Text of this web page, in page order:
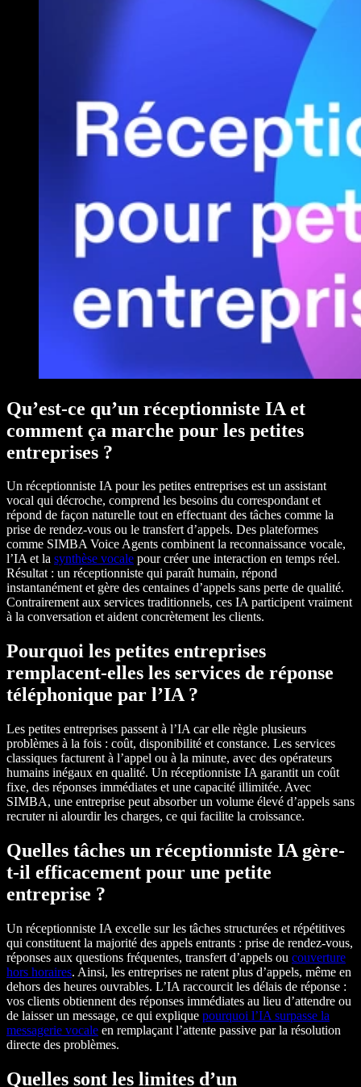
Qu’est-ce qu’un réceptionniste IA et
comment ça marche pour les petites
entreprises ?
Un réceptionniste IA pour les petites entreprises est un assistant
vocal qui décroche, comprend les besoins du correspondant et
répond de façon naturelle tout en effectuant des tâches comme la
prise de rendez-vous ou le transfert d’appels. Des plateformes
comme SIMBA Voice Agents combinent la reconnaissance vocale,
l’IA et la synthèse vocale pour créer une interaction en temps réel.
Résultat : un réceptionniste qui paraît humain, répond
instantanément et gère des centaines d’appels sans perte de qualité.
Contrairement aux services traditionnels, ces IA participent vraiment
à la conversation et aident concrètement les clients.
Pourquoi les petites entreprises
remplacent-elles les services de réponse
téléphonique par l’IA ?
Les petites entreprises passent à l’IA car elle règle plusieurs
problèmes à la fois : coût, disponibilité et constance. Les services
classiques facturent à l’appel ou à la minute, avec des opérateurs
humains inégaux en qualité. Un réceptionniste IA garantit un coût
fixe, des réponses immédiates et une capacité illimitée. Avec
SIMBA, une entreprise peut absorber un volume élevé d’appels sans
recruter ni alourdir les charges, ce qui facilite la croissance.
Quelles tâches un réceptionniste IA gère-
t-il efficacement pour une petite
entreprise ?
Un réceptionniste IA excelle sur les tâches structurées et répétitives
qui constituent la majorité des appels entrants : prise de rendez-vous,
réponses aux questions fréquentes, transfert d’appels ou couverture
hors horaires. Ainsi, les entreprises ne ratent plus d’appels, même en
dehors des heures ouvrables. L’IA raccourcit les délais de réponse :
vos clients obtiennent des réponses immédiates au lieu d’attendre ou
de laisser un message, ce qui explique pourquoi l’IA surpasse la
messagerie vocale en remplaçant l’attente passive par la résolution
directe des problèmes.
Quelles sont les limites d’un